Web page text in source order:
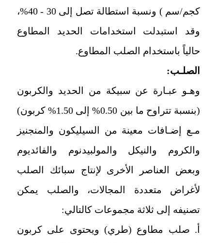
كجم/سم ) ونسبة استطالة تصل إلى 30 - 40%،
وقد استبدلت استخدامات الحديد المطاوع
حالياً باستخدام الصلب المطاوع.
الصلـب:
وهـو عبـارة عن سبيكة من الحديد والكربون
(بنسبة تتراوح ما بين 0.50% إلى 1.50% كربون)
مـع إضـافات معينة من السيليكون والمنجنيز
والكروم والنيكل والمولبيدنوم والفائديوم
وبعض العناصر الأخرى لإنتاج سبائك الصلب
لأغراض متعددة المجالات، والصلب يمكن
تصنيفه إلى ثلاثة مجموعات كالتالي:
أ. صلب مطاوع (طري) ويحتوى على كربون